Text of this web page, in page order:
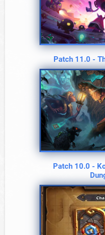
Patch 11.0 -
Patch 10.0 -